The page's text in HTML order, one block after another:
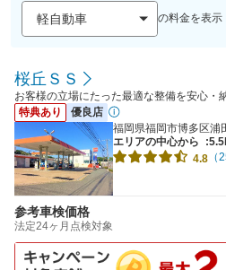
の料金を表示
桜丘ＳＳ
お客様の立場にたった最適な整備を安心・
特典あり
優良店
福岡県福岡市博多区浦
エリアの中心から
4.8 （
参考車検価格
法定24ヶ月点検対象